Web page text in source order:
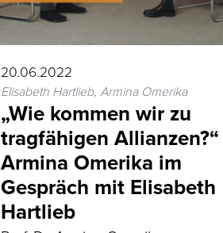
20.06.2022
Elisabeth Hartlieb, Armina Omerika
„Wie kommen wir zu
tragfähigen Allianzen?“
Armina Omerika im
Gespräch mit Elisabeth
Hartlieb